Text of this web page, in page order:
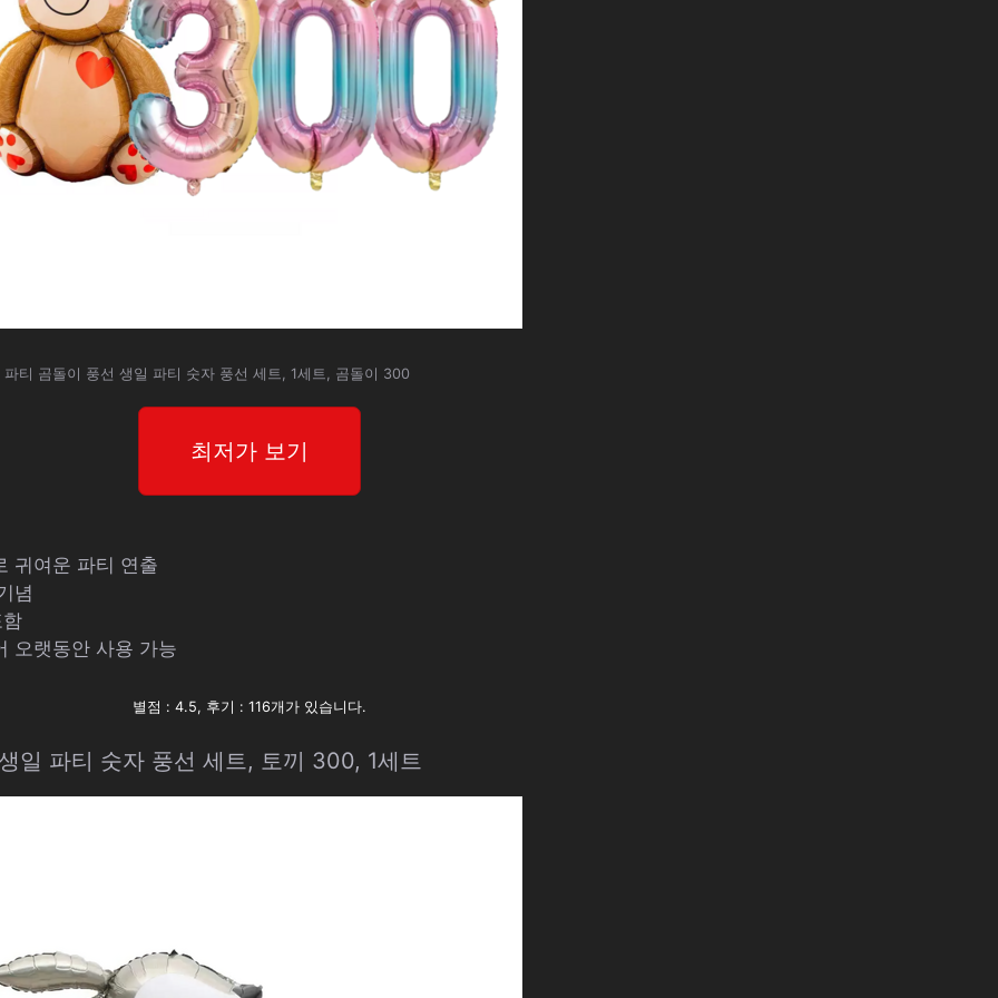
파티 곰돌이 풍선 생일 파티 숫자 풍선 세트, 1세트, 곰돌이 300
최저가 보기
귀여운 파티 연출
념
오랫동안 사용 가능
별점 : 4.5, 후기 : 116개가 있습니다.
일 파티 숫자 풍선 세트, 토끼 300, 1세트